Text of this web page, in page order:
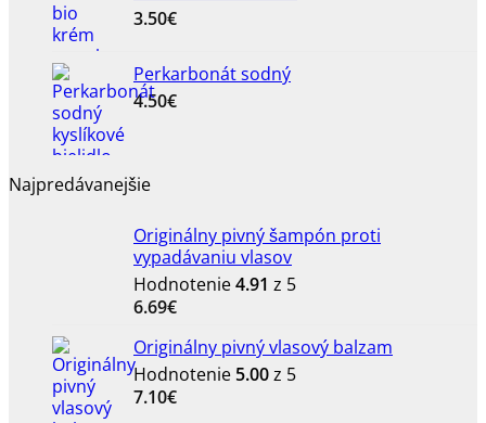
3.50€
Perkarbonát sodný
4.50€
Najpredávanejšie
Originálny pivný šampón proti
vypadávaniu vlasov
Hodnotenie4.91 z 5
6.69€
Originálny pivný vlasový balzam
Hodnotenie 5.00z 5
7.10€